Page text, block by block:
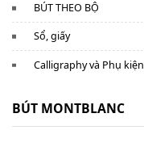
BÚT THEO BỘ
Sổ, giấy
Calligraphy và Phụ kiện
BÚT MONTBLANC